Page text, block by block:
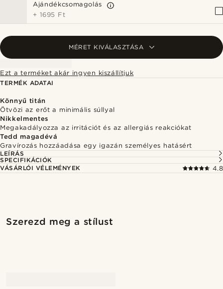
Ajándékcsomagolás
+ 1695 Ft
MÉRET KIVÁLASZTÁSA
Ezt a terméket akár ingyen kiszállítjuk
TERMÉK ADATAI
Könnyű titán
Ötvözi az erőt a minimális súllyal
Nikkelmentes
Megakadályozza az irritációt és az allergiás reakciókat
Tedd magadévá
Gravírozás hozzáadása egy igazán személyes hatásért
LEÍRÁS
SPECIFIKÁCIÓK
VÁSÁRLÓI VÉLEMÉNYEK
4.8
Szerezd meg a stílust